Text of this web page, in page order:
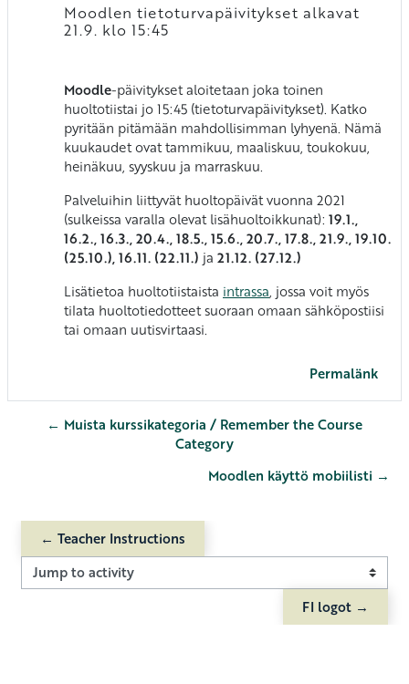
Moodlen tietoturvapäivitykset alkavat
21.9. klo 15:45
Moodle-päivitykset aloitetaan joka toinen
huoltotiistai jo 15:45 (tietoturvapäivitykset). Katko
pyritään pitämään mahdollisimman lyhyenä. Nämä
kuukaudet ovat tammikuu, maaliskuu, toukokuu,
heinäkuu, syyskuu ja marraskuu.
Palveluihin liittyvät huoltopäivät vuonna 2021
(sulkeissa varalla olevat lisähuoltoikkunat): 19.1.,
16.2., 16.3., 20.4., 18.5., 15.6.,20.7., 17.8., 21.9., 19.10.
(25.10.), 16.11. (22.11.) ja 21.12. (27.12.)
Lisätietoa huoltotiistaista intrassa, jossa voit myös
tilata huoltotiedotteet suoraan omaan sähköpostiisi
tai omaan uutisvirtaasi.
Permalänk
← Muista kurssikategoria / Remember the Course
Category
Moodlen käyttö mobiilisti →
← Teacher Instructions
Jump to activity
FI logot →